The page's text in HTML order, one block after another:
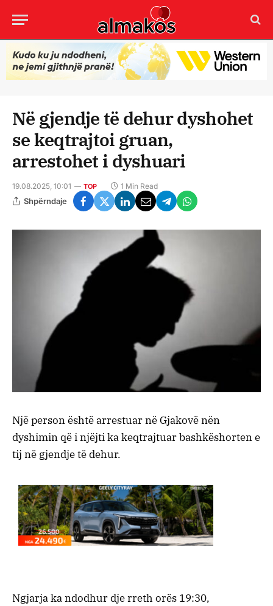
Në gjendje të dehur dyshohet
se keqtrajtoi gruan,
arrestohet i dyshuari
19.08.2025, 10:01 TOP 1 Min Read
Shpërndaje
Një person është arrestuar në Gjakovë nën
dyshimin që i njëjti ka keqtrajtuar bashkëshorten e
tij në gjendje të dehur.
Ngjarja ka ndodhur dje rreth orës 19:30,